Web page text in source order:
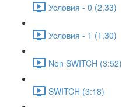
Условия - 0 (2:33)
Условия - 1 (1:30)
Non SWITCH (3:52)
SWITCH (3:18)